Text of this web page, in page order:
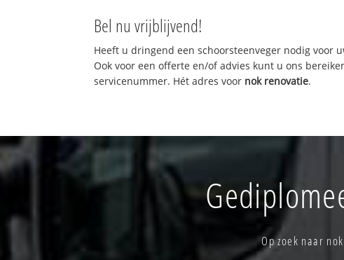
Bel nu vrijblijvend!
Heeft u dringend een schoorsteenveger nodig voor
Ook voor een offerte en/of advies kunt u ons
servicenummer. Hét adres voor nok renovatie.
Op zoek naar